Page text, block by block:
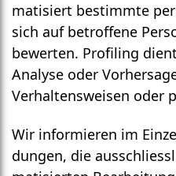
matisiert bestimmte
sich auf betroffene
bewerten. Profiling
Analyse oder
Verhaltens­weisen oder
Wir informieren im
dungen, die